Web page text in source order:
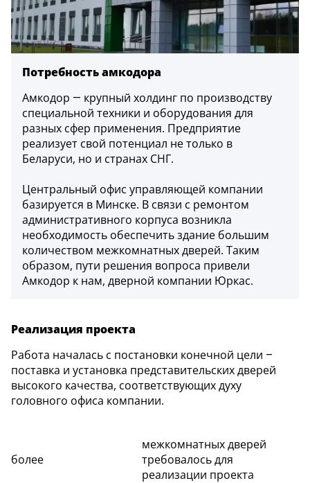
Потребность амкодора
Амкодор — крупный холдинг по производству
специальной техники и оборудования для
разных сфер применения. Предприятие
реализует свой потенциал не только в
Беларуси, но и странах СНГ.
Центральный офис управляющей компании
базируется в Минске. В связи с ремонтом
административного корпуса возникла
необходимость обеспечить здание большим
количеством межкомнатных дверей. Таким
образом, пути решения вопроса привели
Амкодор к нам, дверной компании Юркас.
Реализация проекта
Работа началась с постановки конечной цели –
поставка и установка представительских дверей
высокого качества, соответствующих духу
головного офиса компании.
более
межкомнатных дверей
требовалось для
реализации проекта
5
Конструкция
Цаговые
117
Филенчатые
22
Каркасные
18
Материал
МДФ
117
Массив Ольхи
22
Массив сосны
18
117
ART Lite
22
90U